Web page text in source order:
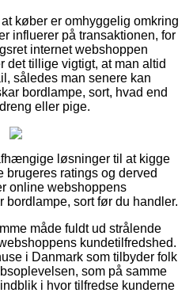
køber er omhyggelig omkring
influerer på transaktionen, for
internet webshoppen
det tillige vigtigt, at man altid
således man senere kan
bordlampe, sort, hvad end
eller pige.
løsninger til at kigge
ratings og derved
online webshoppens
bordlampe, sort før du handler.
måde fuldt ud strålende
kundetilfredshed.
i Danmark som tilbyder folk
som på samme
i hvor tilfredse kunderne